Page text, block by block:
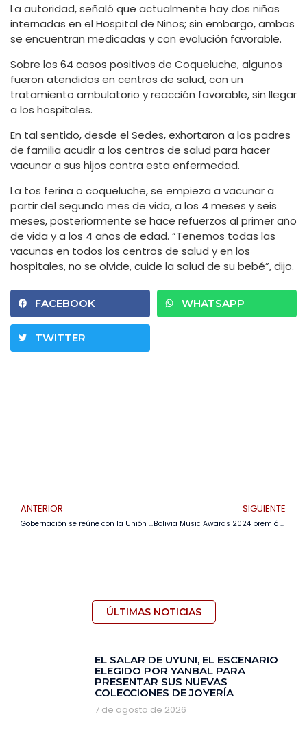
La autoridad, señaló que actualmente hay dos niñas
internadas en el Hospital de Niños; sin embargo, ambas
se encuentran medicadas y con evolución favorable.
Sobre los 64 casos positivos de Coqueluche, algunos
fueron atendidos en centros de salud, con un
tratamiento ambulatorio y reacción favorable, sin llegar
a los hospitales.
En tal sentido, desde el Sedes, exhortaron a los padres
de familia acudir a los centros de salud para hacer
vacunar a sus hijos contra esta enfermedad.
La tos ferina o coqueluche, se empieza a vacunar a
partir del segundo mes de vida, a los 4 meses y seis
meses, posteriormente se hace refuerzos al primer año
de vida y a los 4 años de edad. “Tenemos todas las
vacunas en todos los centros de salud y en los
hospitales, no se olvide, cuide la salud de su bebé”, dijo.
FACEBOOK WHATSAPP
TWITTER
ANTERIOR
Gobernación se reúne con la Unión Europea para viabilizar proyectos a favor del medioambiente y las comunidades
SIGUIENTE
Bolivia Music Awards 2024 premió a 26 artistas nacionales e internacionales
ÚLTIMAS NOTICIAS
EL SALAR DE UYUNI, EL ESCENARIO
ELEGIDO POR YANBAL PARA
PRESENTAR SUS NUEVAS
COLECCIONES DE JOYERÍA
7 de agosto de 2026